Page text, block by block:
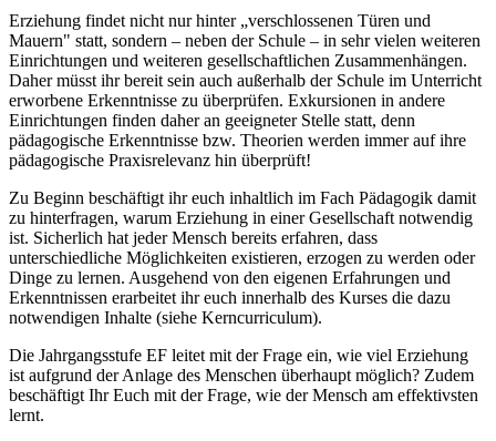
Erziehung findet nicht nur hinter „verschlossenen Türen und
Mauern" statt, sondern – neben der Schule – in sehr vielen weiteren
Einrichtungen und weiteren gesellschaftlichen Zusammenhängen.
Daher müsst ihr bereit sein auch außerhalb der Schule im Unterricht
erworbene Erkenntnisse zu überprüfen. Exkursionen in andere
Einrichtungen finden daher an geeigneter Stelle statt, denn
pädagogische Erkenntnisse bzw. Theorien werden immer auf ihre
pädagogische Praxisrelevanz hin überprüft!
Zu Beginn beschäftigt ihr euch inhaltlich im Fach Pädagogik damit
zu hinterfragen, warum Erziehung in einer Gesellschaft notwendig
ist. Sicherlich hat jeder Mensch bereits erfahren, dass
unterschiedliche Möglichkeiten existieren, erzogen zu werden oder
Dinge zu lernen. Ausgehend von den eigenen Erfahrungen und
Erkenntnissen erarbeitet ihr euch innerhalb des Kurses die dazu
notwendigen Inhalte (siehe Kerncurriculum).
Die Jahrgangsstufe EF leitet mit der Frage ein, wie viel Erziehung
ist aufgrund der Anlage des Menschen überhaupt möglich? Zudem
beschäftigt Ihr Euch mit der Frage, wie der Mensch am effektivsten
lernt.